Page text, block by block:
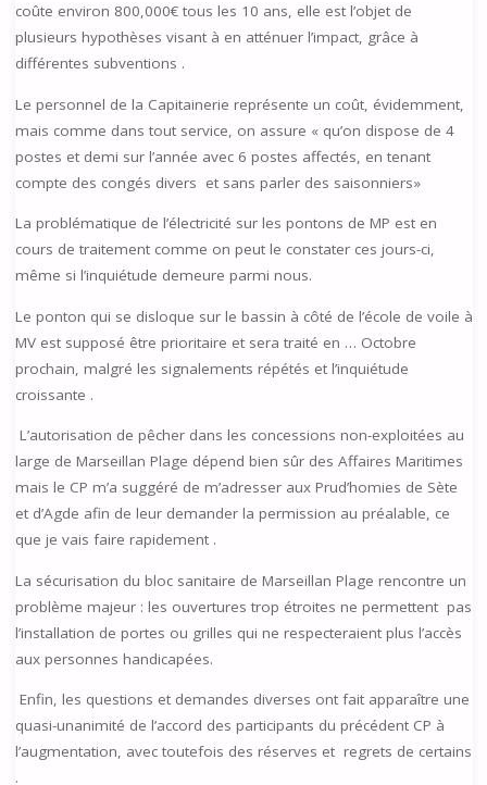
coûte environ 800,000€ tous les 10 ans, elle est l’objet de
plusieurs hypothèses visant à en atténuer l’impact, grâce à
différentes subventions .
Le personnel de la Capitainerie représente un coût, évidemment,
mais comme dans tout service, on assure « qu’on dispose de 4
postes et demi sur l’année avec 6 postes affectés, en tenant
compte des congés divers et sans parler des saisonniers»
La problématique de l’électricité sur les pontons de MP est en
cours de traitement comme on peut le constater ces jours-ci,
même si l’inquiétude demeure parmi nous.
Le ponton qui se disloque sur le bassin à côté de l’école de voile à
MV est supposé être prioritaire et sera traité en … Octobre
prochain, malgré les signalements répétés et l’inquiétude
croissante .
L’autorisation de pêcher dans les concessions non-exploitées au
large de Marseillan Plage dépend bien sûr des Affaires Maritimes
mais le CP m’a suggéré de m’adresser aux Prud’homies de Sète
et d’Agde afin de leur demander la permission au préalable, ce
que je vais faire rapidement .
La sécurisation du bloc sanitaire de Marseillan Plage rencontre un
problème majeur : les ouvertures trop étroites ne permettent pas
l’installation de portes ou grilles qui ne respecteraient plus l’accès
aux personnes handicapées.
Enfin, les questions et demandes diverses ont fait apparaître une
quasi-unanimité de l’accord des participants du précédent CP à
l’augmentation, avec toutefois des réserves et regrets de certains
.